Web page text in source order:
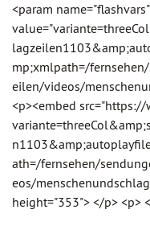
<param name="flashvars"
mp;xmlpath=/
eilen/videos/
<p><embed
ath=/fernsehen/
eos/
height="353"> </p> <p>